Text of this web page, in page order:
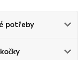
potřeby